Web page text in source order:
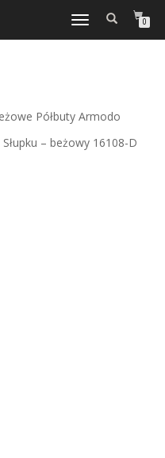
WŁĄCZ
NAWIGACJĘ
0
Półbuty Armodo
– beżowy 16108-D